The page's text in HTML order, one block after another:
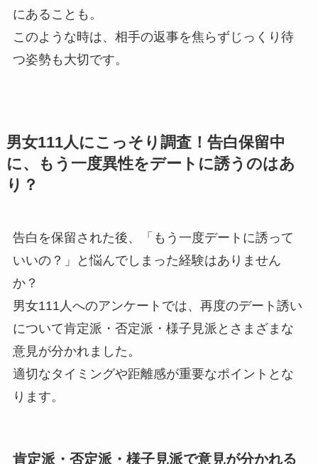
にあることも。
このような時は、相手の返事を焦らずじっくり待
つ姿勢も大切です。
男女111人にこっそり調査！告白保留中
に、もう一度異性をデートに誘うのはあ
り？
告白を保留された後、「もう一度デートに誘って
いいの？」と悩んでしまった経験はありません
か？
男女111人へのアンケートでは、再度のデート誘い
について肯定派・否定派・様子見派とさまざまな
意見が分かれました。
適切なタイミングや距離感が重要なポイントとな
ります。
肯定派・否定派・様子見派で意見が分かれる